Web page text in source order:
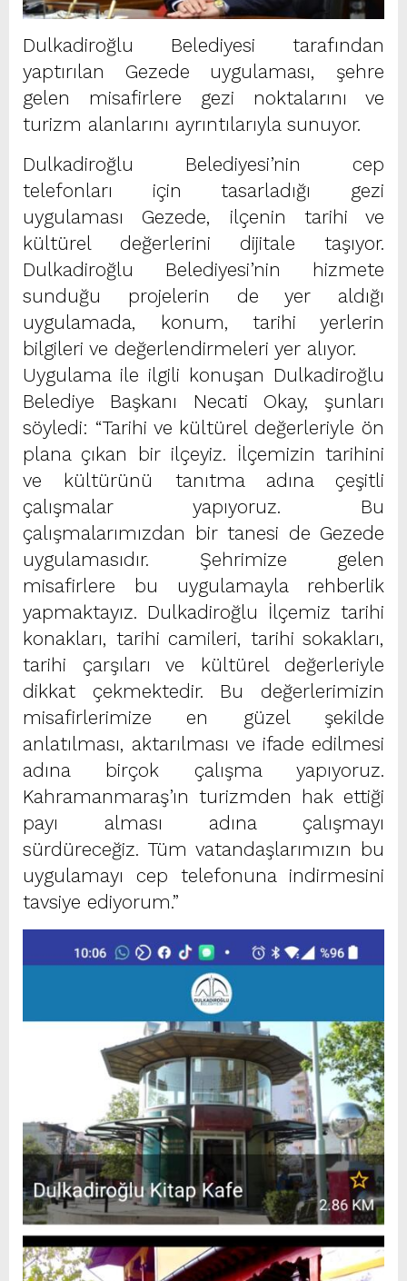
Dulkadiroğlu Belediyesi tarafından
yaptırılan Gezede uygulaması, şehre
gelen misafirlere gezi noktalarını ve
turizm alanlarını ayrıntılarıyla sunuyor.
Dulkadiroğlu Belediyesi’nin cep
telefonları için tasarladığı gezi
uygulaması Gezede, ilçenin tarihi ve
kültürel değerlerini dijitale taşıyor.
Dulkadiroğlu Belediyesi’nin hizmete
sunduğu projelerin de yer aldığı
uygulamada, konum, tarihi yerlerin
bilgileri ve değerlendirmeleri yer alıyor.
Uygulama ile ilgili konuşan Dulkadiroğlu
Belediye Başkanı Necati Okay, şunları
söyledi: “Tarihi ve kültürel değerleriyle ön
plana çıkan bir ilçeyiz. İlçemizin tarihini
ve kültürünü tanıtma adına çeşitli
çalışmalar yapıyoruz. Bu
çalışmalarımızdan bir tanesi de Gezede
uygulamasıdır. Şehrimize gelen
misafirlere bu uygulamayla rehberlik
yapmaktayız. Dulkadiroğlu İlçemiz tarihi
konakları, tarihi camileri, tarihi sokakları,
tarihi çarşıları ve kültürel değerleriyle
dikkat çekmektedir. Bu değerlerimizin
misafirlerimize en güzel şekilde
anlatılması, aktarılması ve ifade edilmesi
adına birçok çalışma yapıyoruz.
Kahramanmaraş’ın turizmden hak ettiği
payı alması adına çalışmayı
sürdüreceğiz. Tüm vatandaşlarımızın bu
uygulamayı cep telefonuna indirmesini
tavsiye ediyorum.”